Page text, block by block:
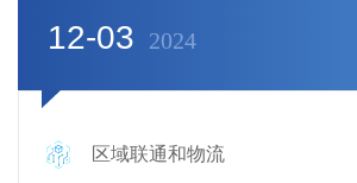
12-03 2024
区域联通和物流